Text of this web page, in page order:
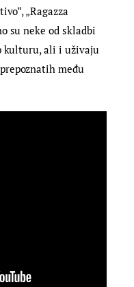
„Ragazza
su neke od skladbi
kulturu, ali i uživaju
među